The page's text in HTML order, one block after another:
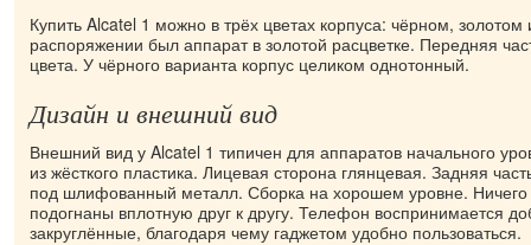
Купить Alcatel 1 можно в трёх цветах корпуса: чёрном,
распоряжении был аппарат в золотой расцветке. Передняя
цвета. У чёрного варианта корпус целиком однотонный.
Дизайн и внешний вид
Внешний вид у Alcatel 1 типичен для аппаратов начального
из жёсткого пластика. Лицевая сторона глянцевая. Задняя
под шлифованный металл. Сборка на хорошем уровне. Ничего
подогнаны вплотную друг к другу. Телефон воспринимается
закруглённые, благодаря чему гаджетом удобно пользоваться.